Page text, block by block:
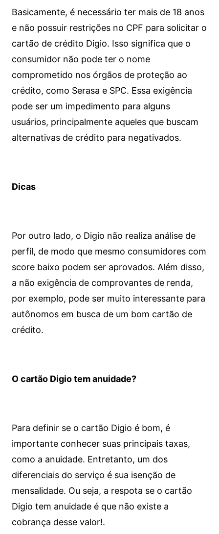
Basicamente, é necessário ter mais de 18 anos
e não possuir restrições no CPF para solicitar o
cartão de crédito Digio. Isso significa que o
consumidor não pode ter o nome
comprometido nos órgãos de proteção ao
crédito, como Serasa e SPC. Essa exigência
pode ser um impedimento para alguns
usuários, principalmente aqueles que buscam
alternativas de crédito para negativados.
Dicas
Por outro lado, o Digio não realiza análise de
perfil, de modo que mesmo consumidores com
score baixo podem ser aprovados. Além disso,
a não exigência de comprovantes de renda,
por exemplo, pode ser muito interessante para
autônomos em busca de um bom cartão de
crédito.
O cartão Digio tem anuidade?
Para definir se o cartão Digio é bom, é
importante conhecer suas principais taxas,
como a anuidade. Entretanto, um dos
diferenciais do serviço é sua isenção de
mensalidade. Ou seja, a respota se o cartão
Digio tem anuidade é que não existe a
cobrança desse valor!.